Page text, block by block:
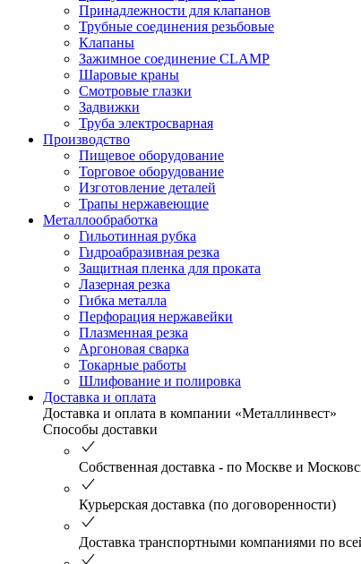
Принадлежности для клапанов
Трубные соединения резьбовые
Клапаны
Зажимное соединение CLAMP
Шаровые краны
Смотровые глазки
Задвижки
Труба электросварная
Производство
Пищевое оборудование
Торговое оборудование
Изготовление деталей
Трапы нержавеющие
Металлообработка
Гильотинная рубка
Гидроабразивная резка
Защитная пленка для проката
Лазерная резка
Гибка металла
Перфорация нержавейки
Плазменная резка
Аргоновая сварка
Токарные работы
Шлифование и полировка
Доставка и оплата
Доставка и оплата в компании «Металлинвест»
Способы доставки
Собственная доставка - по Москве и
Курьерская доставка (по договоренности)
Доставка транспортными компаниями по